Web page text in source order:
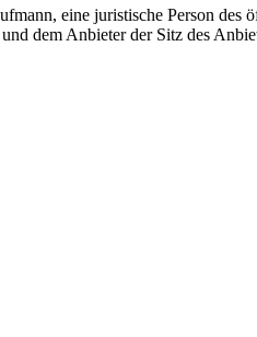
eine juristische Person
dem Anbieter der Sitz des